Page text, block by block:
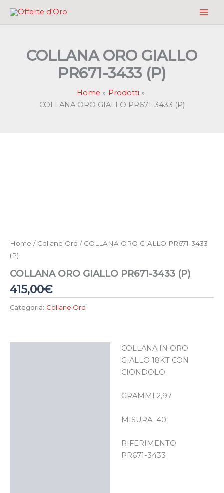
COLLANA ORO GIALLO
PR671-3433 (P)
Home
Prodotti
COLLANA ORO GIALLO PR671-3433 (P)
Home / Collane Oro / COLLANA ORO GIALLO PR671-3433
(P)
COLLANA ORO GIALLO PR671-3433 (P)
415,00€
Categoria: Collane Oro
COLLANA IN ORO
GIALLO 18KT CON
CIONDOLO
GRAMMI 2,97
MISURA 40
RIFERIMENTO
PR671-3433